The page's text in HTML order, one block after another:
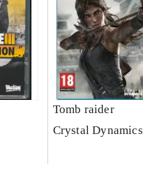
Tomb raider
Crystal Dynamics